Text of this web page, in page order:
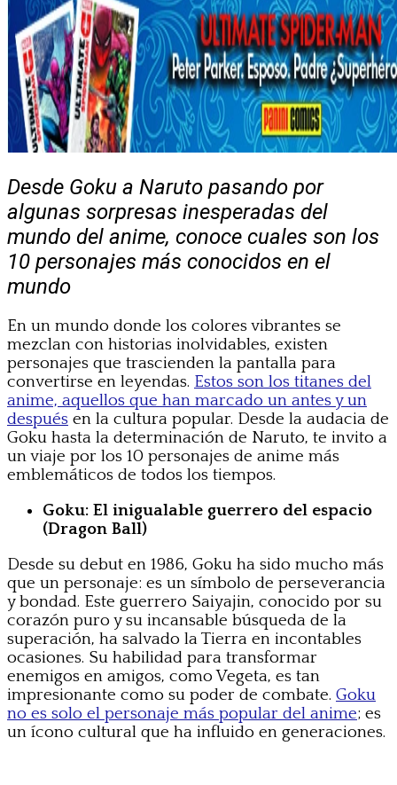
Desde Goku a Naruto pasando por
algunas sorpresas inesperadas del
mundo del anime, conoce cuales son los
10 personajes más conocidos en el
mundo
En un mundo donde los colores vibrantes se
mezclan con historias inolvidables, existen
personajes que trascienden la pantalla para
convertirse en leyendas. Estos son los titanes del
anime, aquellos que han marcado un antes y un
después en la cultura popular. Desde la audacia de
Goku hasta la determinación de Naruto, te invito a
un viaje por los 10 personajes de anime más
emblemáticos de todos los tiempos.
Goku: El inigualable guerrero del espacio
(Dragon Ball)
Desde su debut en 1986, Goku ha sido mucho más
que un personaje: es un símbolo de perseverancia
y bondad. Este guerrero Saiyajin, conocido por su
corazón puro y su incansable búsqueda de la
superación, ha salvado la Tierra en incontables
ocasiones. Su habilidad para transformar
enemigos en amigos, como Vegeta, es tan
impresionante como su poder de combate. Goku
no es solo el personaje más popular del anime; es
un ícono cultural que ha influido en generaciones.